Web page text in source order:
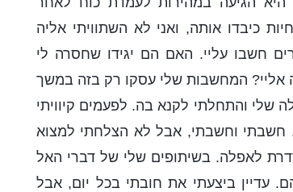
כיבדו אותה, ואני לא השתוויתי אליה
חשבו עליי. האם הם יגידו שחסרה לי
אליי? המחשבות שלי עסקו רק בזה במשך
שלי והתחלתי לקנא בה. לפעמים קיוויתי
חשבתי וחשבתי, אבל לא הצלחתי למצוא
לאפלה. בשיתופים שלי של דברי האל
עדיין ביצעתי את חובתי בכל יום, אבל